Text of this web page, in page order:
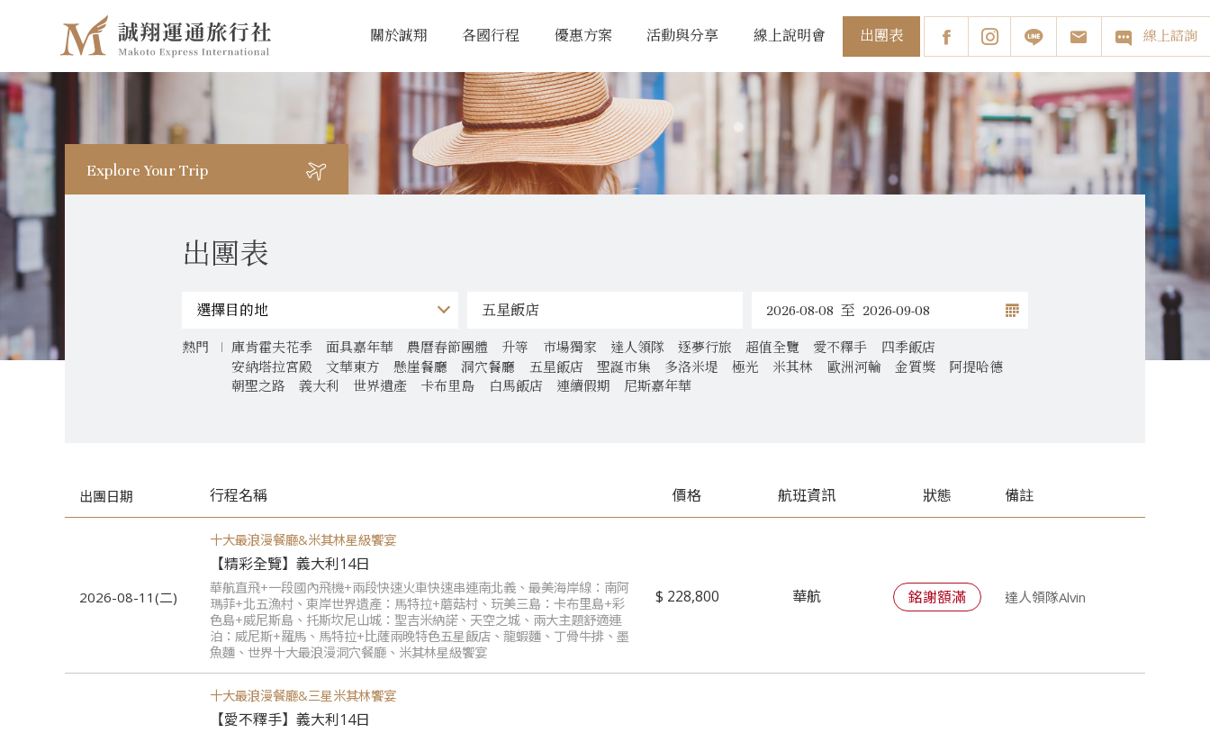
關於誠翔 各國行程 優惠方案 活動與分享 線上說明會 出團表 線上諮詢
Explore Your Trip
出團表
熱門 庫肯霍夫花季 面具嘉年華 農曆春節團體 升等 市場獨家 達人領隊 逐夢行旅 超值全覽 愛不釋手
四季飯店
安納塔拉宮殿
文華東方 懸崖餐廳 洞穴餐廳 五星飯店 聖誕市集 多洛米堤 極光 米其林 歐洲河輪 金質獎
阿提哈德
朝聖之路
義大利 世界遺產 卡布里島 白馬飯店 連續假期 尼斯嘉年華
出團日期 行程名稱 價格 航班資訊 狀態 備註
2026-08-11(二)
十大最浪漫餐廳&米其林星級饗宴
【精彩全覽】義大利14日
華航直飛+一段國內飛機+兩段快速火車快速串連南北義、最美海岸線：南阿
瑪菲+北五漁村、東岸世界遺產：馬特拉+蘑菇村、玩美三島：卡布里島+彩
色島+威尼斯島、托斯坎尼山城：聖吉米納諾、天空之城、兩大主題舒適連
泊：威尼斯+羅馬、馬特拉+比薩兩晚特色五星飯店、龍蝦麵、丁骨牛排、墨
魚麵、世界十大最浪漫洞穴餐廳、米其林星級饗宴
228,800 華航 銘謝額滿 達人領隊Alvin
十大最浪漫餐廳&三星米其林饗宴
【愛不釋手】義大利14日